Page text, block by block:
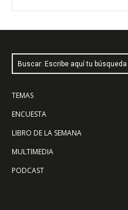
Buscar: Escribe aquí tu búsqueda
TEMAS
ENCUESTA
LIBRO DE LA SEMANA
MULTIMEDIA
PODCAST